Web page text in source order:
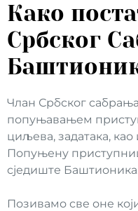
Како
Србског
Члан Србског
попуњавањем
циљева, задатака,
Попуњену
сједиште
Позивамо све оне